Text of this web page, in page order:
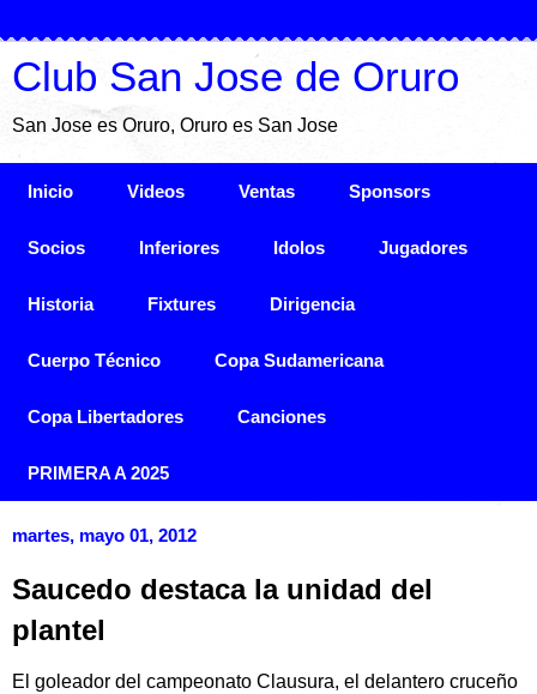
Club San Jose de Oruro
San Jose es Oruro, Oruro es San Jose
Inicio Videos Ventas Sponsors
Socios Inferiores Idolos Jugadores
Historia Fixtures Dirigencia
Cuerpo Técnico Copa Sudamericana
Copa Libertadores Canciones
PRIMERA A 2025
martes, mayo 01, 2012
Saucedo destaca la unidad del
plantel
El goleador del campeonato Clausura, el delantero cruceño